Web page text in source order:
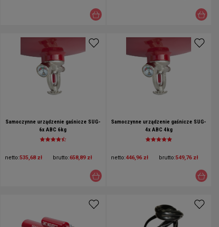
Samoczynne urządzenie gaśnicze SUG-
6x ABC 6kg
netto:535,68 zł brutto:658,89 zł
Samoczynne urządzenie gaśnicze SUG-
4x ABC 4kg
netto:446,96 zł brutto:549,76 zł